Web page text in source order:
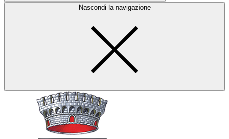
Nascondi la navigazione